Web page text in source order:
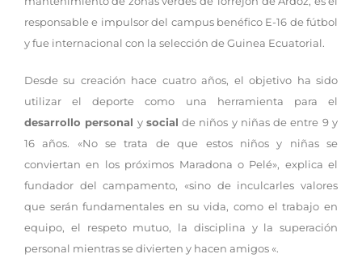
responsable e impulsor del campus benéfico E-16 de fútbol
y fue internacional con la selección de Guinea Ecuatorial.
Desde su creación hace cuatro años, el objetivo ha sido
utilizar el deporte como una herramienta para el
desarrollo personal y social de niños y niñas de entre 9 y
16 años. «No se trata de que estos niños y niñas se
conviertan en los próximos Maradona o Pelé», explica el
fundador del campamento, «sino de inculcarles valores
que serán fundamentales en su vida, como el trabajo en
equipo, el respeto mutuo, la disciplina y la superación
personal mientras se divierten y hacen amigos «.